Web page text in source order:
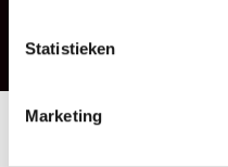
Statistieken
MarketingAlgemene voorwaarden